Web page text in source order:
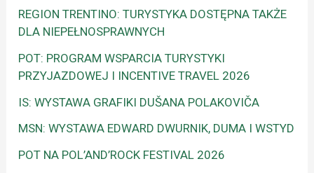
REGION TRENTINO: TURYSTYKA DOSTĘPNA TAKŻE
DLA NIEPEŁNOSPRAWNYCH
POT: PROGRAM WSPARCIA TURYSTYKI
PRZYJAZDOWEJ I INCENTIVE TRAVEL 2026
IS: WYSTAWA GRAFIKI DUŠANA POLAKOVIČA
MSN: WYSTAWA EDWARD DWURNIK, DUMA I WSTYD
POT NA POL’AND’ROCK FESTIVAL 2026